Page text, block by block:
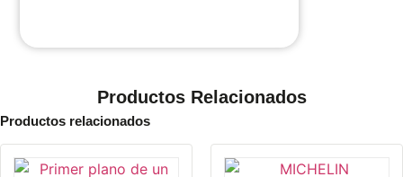
Productos Relacionados
Productos relacionados